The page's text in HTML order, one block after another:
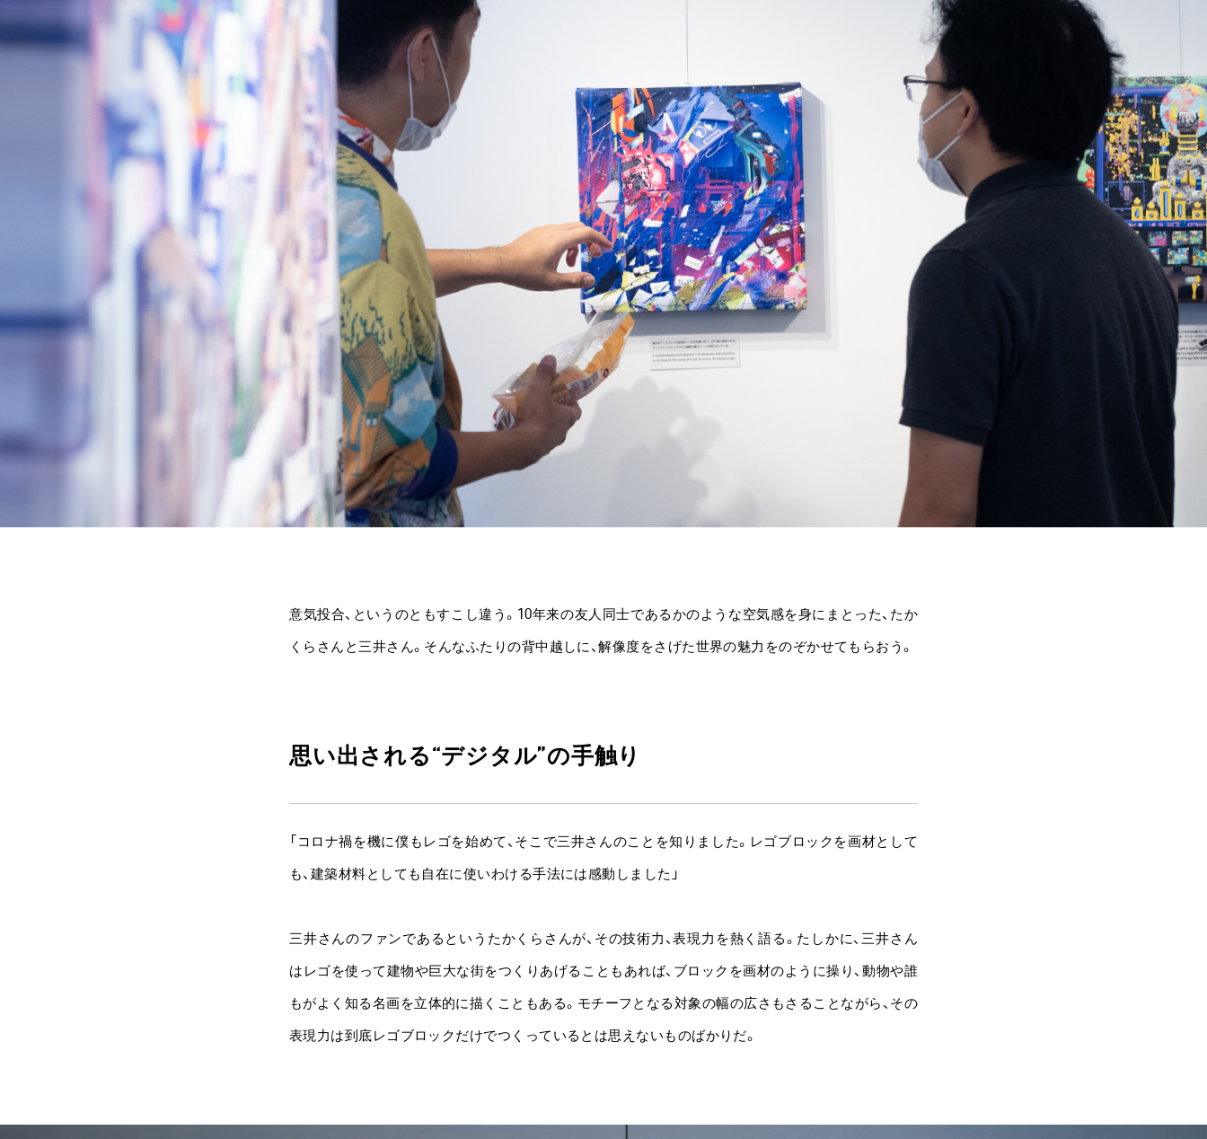
意気投合、というのともすこし違う。10年来の友人同士であるかのような空気感を身にまとった、たか
くらさんと三井さん。そんなふたりの背中越しに、解像度をさげた世界の魅力をのぞかせてもらおう。
思い出される“デジタル”の手触り
「コロナ禍を機に僕もレゴを始めて、そこで三井さんのことを知りました。レゴブロックを画材として
も、建築材料としても自在に使いわける手法には感動しました」
三井さんのファンであるというたかくらさんが、その技術力、表現力を熱く語る。たしかに、三井さん
はレゴを使って建物や巨大な街をつくりあげることもあれば、ブロックを画材のように操り、動物や誰
もがよく知る名画を立体的に描くこともある。モチーフとなる対象の幅の広さもさることながら、その
表現力は到底レゴブロックだけでつくっているとは思えないものばかりだ。